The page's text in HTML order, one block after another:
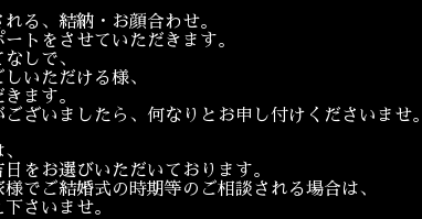
る、結納・お顔合わせ。
トをさせていただきます。
しで、
いただける様、
ます。
ざいましたら、何なりとお申し付けくださいませ。
をお選びいただいております。
でご結婚式の時期等のご相談される場合は、
さいませ。